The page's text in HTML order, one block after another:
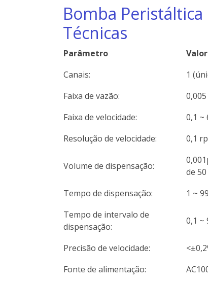
Bomba Peristáltica
Técnicas
Parâmetro
Valor
Canais:
1
Faixa de vazão:
Faixa de velocidade:
0,1 ~
Resolução de velocidade:
0,1
Volume de dispensação:
de
Tempo de dispensação:
1 ~
Tempo de intervalo de
dispensação:
0,1 ~
Precisão de velocidade:
Fonte de alimentação: